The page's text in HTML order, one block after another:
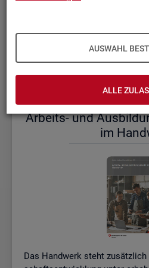
AUSWAHL
ALLE
einem etwas er­höh­ten Ni­veau.
lich im ak­tu­el­len
Ar­beits- und
im
Das Hand­werk steht